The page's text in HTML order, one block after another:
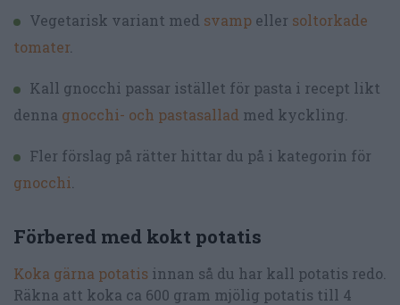
Vegetarisk variant med svamp eller soltorkade
tomater.
Kall gnocchi passar istället för pasta i recept likt
denna gnocchi- och pastasallad med kyckling.
Fler förslag på rätter hittar du på i kategorin för
gnocchi.
Förbered med kokt potatis
Koka gärna potatis innan så du har kall potatis redo.
Räkna att koka ca 600 gram mjölig potatis till 4